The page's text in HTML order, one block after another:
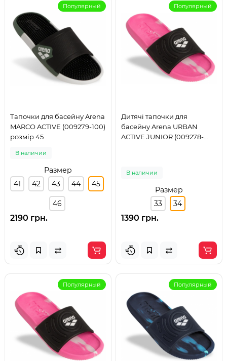
Популярный
Тапочки для басейну Arena
MARCO ACTIVE (009279-100)
розмір 45
В наличии
Размер
41
42 43 44 45
46
2190 грн.
Популярный
Дитячі тапочки для
басейну Arena URBAN
ACTIVE JUNIOR (009278-
В наличии
Размер
33
34
1390 грн.
Популярный Популярный